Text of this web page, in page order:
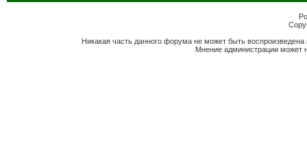
Никакая часть данного форума не может быть
Мнение администрации может